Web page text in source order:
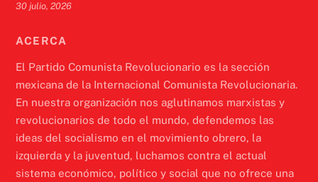
30 julio, 2026
ACERCA
El Partido Comunista Revolucionario es la sección
mexicana de la Internacional Comunista Revolucionaria.
En nuestra organización nos aglutinamos marxistas y
revolucionarios de todo el mundo, defendemos las
ideas del socialismo en el movimiento obrero, la
izquierda y la juventud, luchamos contra el actual
sistema económico, político y social que no ofrece una